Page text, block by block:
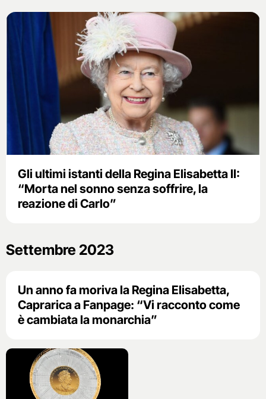
Gli ultimi istanti della Regina Elisabetta II:
“Morta nel sonno senza soffrire, la
reazione di Carlo”
Settembre 2023
Un anno fa moriva la Regina Elisabetta,
Caprarica a Fanpage: “Vi racconto come
è cambiata la monarchia”